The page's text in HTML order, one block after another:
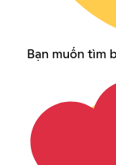
Bạn muốn tìm